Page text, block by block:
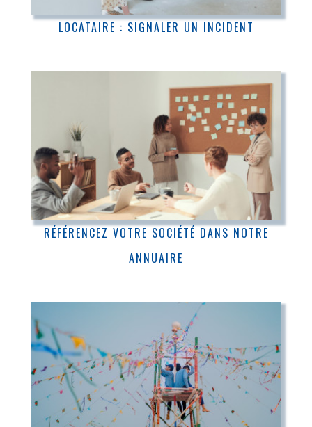
LOCATAIRE : SIGNALER UN INCIDENT
RÉFÉRENCEZ VOTRE SOCIÉTÉ DANS NOTRE
ANNUAIRE